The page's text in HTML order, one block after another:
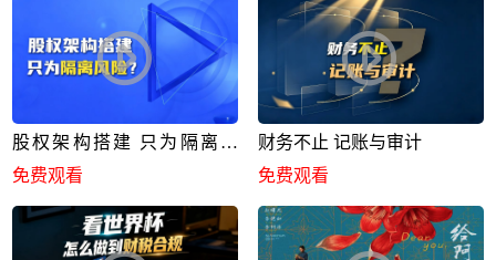
股权架构搭建 只为隔离风
险？
免费观看
财务不止 记账与审计
免费观看